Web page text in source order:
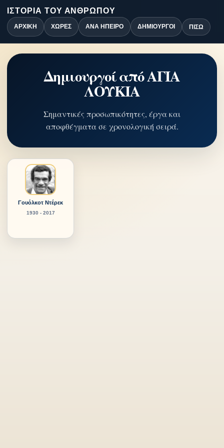
ΙΣΤΟΡΊΑ ΤΟΥ ΑΝΘΡΏΠΟΥ
ΑΡΧΙΚΉ ΧΏΡΕΣ ΑΝΆ ΉΠΕΙΡΟ ΔΗΜΙΟΥΡΓΟΊ ΠΊΣΩ
Δημιουργοί από ΑΓΙΑ
ΛΟΥΚΙΑ
Σημαντικές προσωπικότητες, έργα και
αποφθέγματα σε χρονολογική σειρά.
Γουόλκοτ Ντέρεκ
1930 - 2017